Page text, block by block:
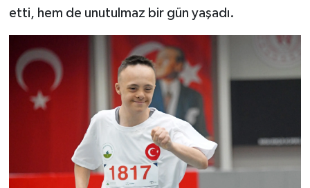
etti, hem de unutulmaz bir gün yaşadı.